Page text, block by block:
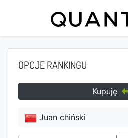
OPCJE RANKINGU
Kupuję
Juan chiński